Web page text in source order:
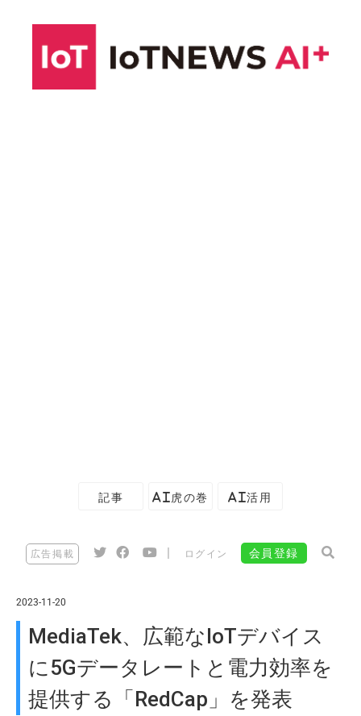
記事 AI虎の巻 AI活用
広告掲載 ログイン 会員登録
2023-11-20
MediaTek、広範なIoTデバイス
に5Gデータレートと電力効率を
提供する「RedCap」を発表